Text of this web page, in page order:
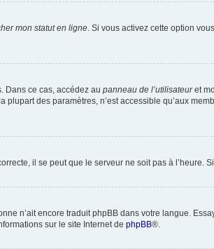
mon statut en ligne. Si vous activez cette option
Dans ce cas, accédez au panneau de l’utilisateuret
des paramètres, n’est accessible qu’aux
il se peut que le serveur ne soit pas à l’heure.
n’ait encore traduit phpBB dans votre langue.
sur le site Internet de phpBB®.